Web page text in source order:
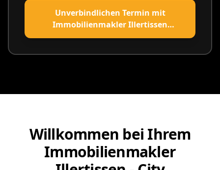
Unverbindlichen Termin mit
Immobilienmakler Illertissen
vereinbaren
Willkommen bei Ihrem
Immobilienmakler